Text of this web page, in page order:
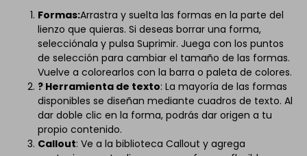
Formas:Arrastra y suelta las formas en la parte del
lienzo que quieras. Si deseas borrar una forma,
selecciónala y pulsa Suprimir. Juega con los puntos
de selección para cambiar el tamaño de las formas.
Vuelve a colorearlos con la barra o paleta de colores.
? Herramienta de texto: La mayoría de las formas
disponibles se diseñan mediante cuadros de texto. Al
dar doble clic en la forma, podrás dar origen a tu
propio contenido.
Callout: Ve a la biblioteca Callout y agrega